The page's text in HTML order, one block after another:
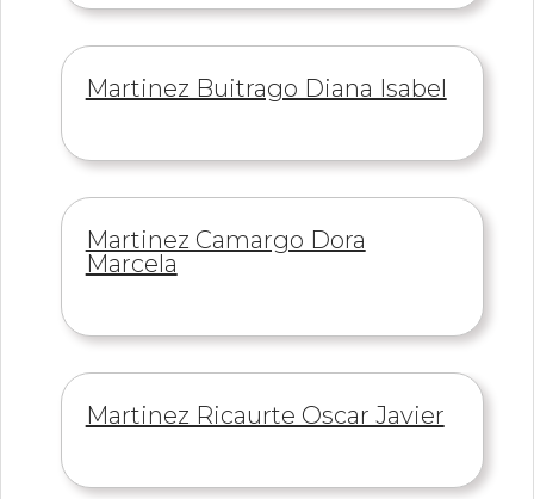
Información
Martinez Buitrago Diana Isabel
Información
de
Martinez Camargo Dora
Marcela
Información
Martinez Ricaurte Oscar Javier